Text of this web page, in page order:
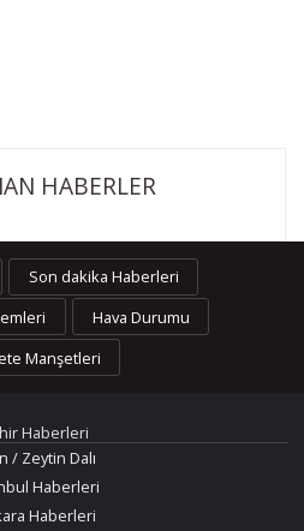
HABERLER
Son dakika Haberleri
Hava Durumu
Manşetleri
Haberleri
/ Zeytin Dalı
Haberleri
Haberleri